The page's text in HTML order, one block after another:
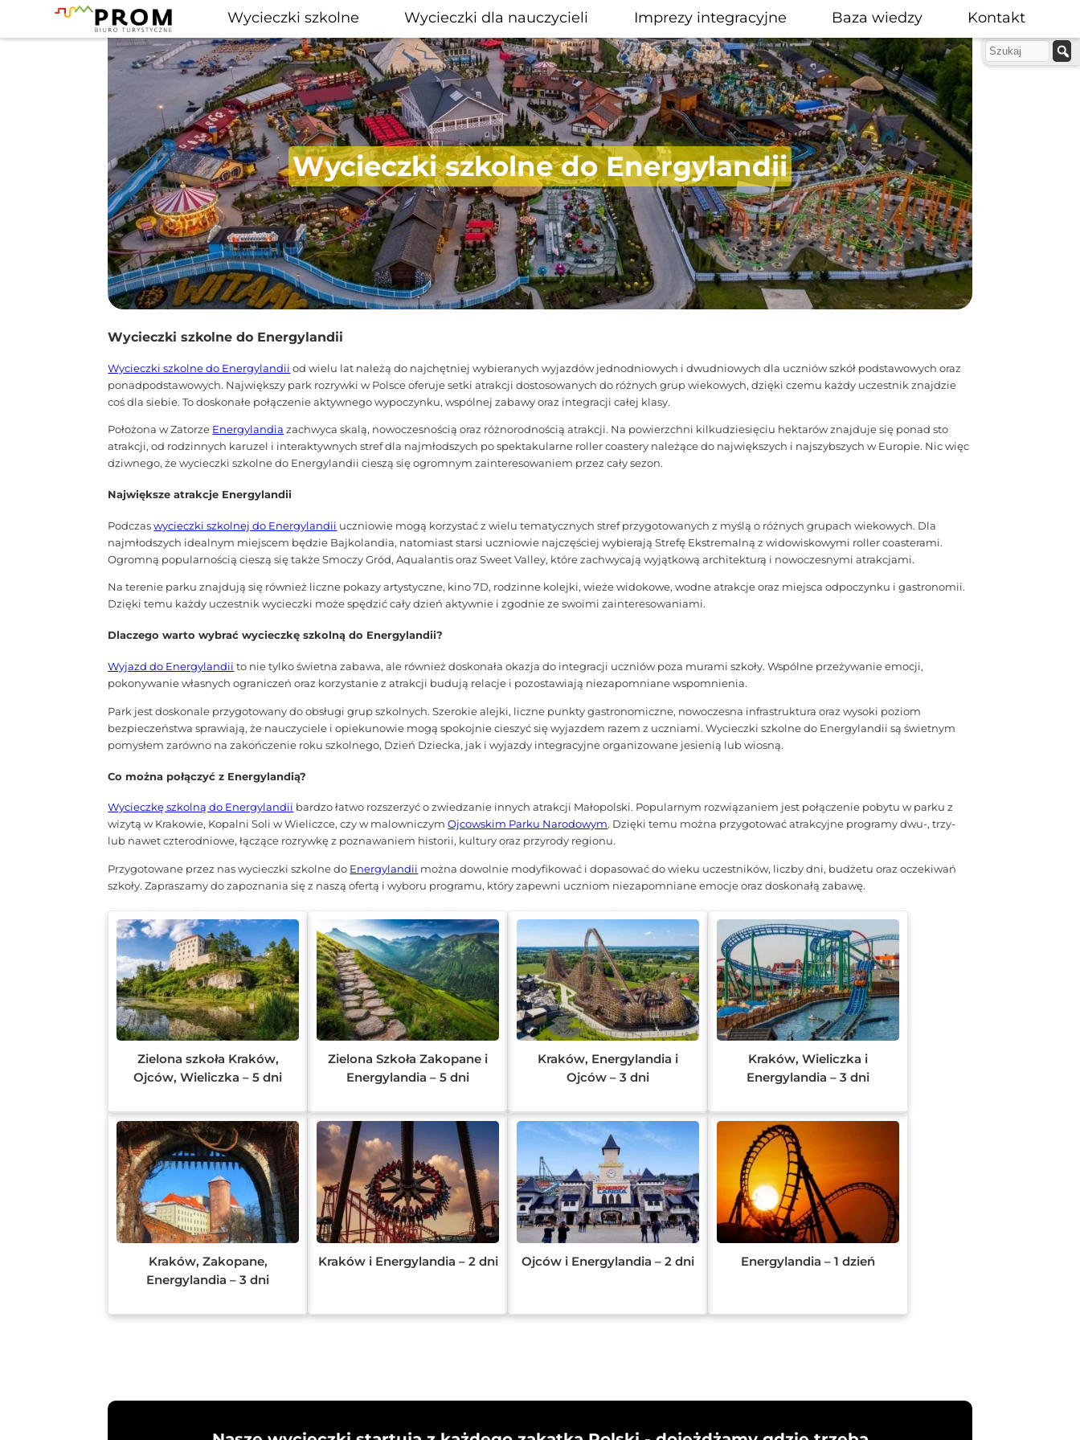
Wycieczki szkolne Wycieczki dla nauczycieli Imprezy integracyjne Baza wiedzy Kontakt
Wycieczki szkolne do Energylandii
Wycieczki szkolne do Energylandii
Wycieczki szkolne do Energylandii od wielu lat należą do najchętniej wybieranych wyjazdów jednodniowych i dwudniowych dla uczniów szkół podstawowych oraz
ponadpodstawowych. Największy park rozrywki w Polsce oferuje setki atrakcji dostosowanych do różnych grup wiekowych, dzięki czemu każdy uczestnik znajdzie
coś dla siebie. To doskonałe połączenie aktywnego wypoczynku, wspólnej zabawy oraz integracji całej klasy.
Położona w Zatorze Energylandia zachwyca skalą, nowoczesnością oraz różnorodnością atrakcji. Na powierzchni kilkudziesięciu hektarów znajduje się ponad sto
atrakcji, od rodzinnych karuzel i interaktywnych stref dla najmłodszych po spektakularne roller coastery należące do największych i najszybszych w Europie. Nic więc
dziwnego, że wycieczki szkolne do Energylandii cieszą się ogromnym zainteresowaniem przez cały sezon.
Największe atrakcje Energylandii
Podczaswycieczki szkolnej do Energylandii uczniowie mogą korzystać z wielu tematycznych stref przygotowanych z myślą o różnych grupach wiekowych. Dla
najmłodszych idealnym miejscem będzie Bajkolandia, natomiast starsi uczniowie najczęściej wybierają Strefę Ekstremalną z widowiskowymi roller coasterami.
Ogromną popularnością cieszą się także Smoczy Gród, Aqualantis oraz Sweet Valley, które zachwycają wyjątkową architekturą i nowoczesnymi atrakcjami.
Na terenie parku znajdują się również liczne pokazy artystyczne, kino 7D, rodzinne kolejki, wieże widokowe, wodne atrakcje oraz miejsca odpoczynku i gastronomii.
Dzięki temu każdy uczestnik wycieczki może spędzić cały dzień aktywnie i zgodnie ze swoimi zainteresowaniami.
Dlaczego warto wybrać wycieczkę szkolną do Energylandii?
Wyjazd do Energylandii to nie tylko świetna zabawa, ale również doskonała okazja do integracji uczniów poza murami szkoły. Wspólne przeżywanie emocji,
pokonywanie własnych ograniczeń oraz korzystanie z atrakcji budują relacje i pozostawiają niezapomniane wspomnienia.
Park jest doskonale przygotowany do obsługi grup szkolnych. Szerokie alejki, liczne punkty gastronomiczne, nowoczesna infrastruktura oraz wysoki poziom
bezpieczeństwa sprawiają, że nauczyciele i opiekunowie mogą spokojnie cieszyć się wyjazdem razem z uczniami. Wycieczki szkolne do Energylandii są świetnym
pomysłem zarówno na zakończenie roku szkolnego, Dzień Dziecka, jak i wyjazdy integracyjne organizowane jesienią lub wiosną.
Co można połączyć z Energylandią?
Wycieczkę szkolną do Energylandii bardzo łatwo rozszerzyć o zwiedzanie innych atrakcji Małopolski. Popularnym rozwiązaniem jest połączenie pobytu w parku z
wizytą w Krakowie, Kopalni Soli w Wieliczce, czy w malowniczymOjcowskim Parku Narodowym. Dzięki temu można przygotować atrakcyjne programy dwu-, trzy-
lub nawet czterodniowe, łączące rozrywkę z poznawaniem historii, kultury oraz przyrody regionu.
Przygotowane przez nas wycieczki szkolne do Energylandii można dowolnie modyfikować i dopasować do wieku uczestników, liczby dni, budżetu oraz oczekiwań
szkoły. Zapraszamy do zapoznania się z naszą ofertą i wyboru programu, który zapewni uczniom niezapomniane emocje oraz doskonałą zabawę.
Zielona szkoła Kraków,
Ojców, Wieliczka – 5 dni
Zielona Szkoła Zakopane i
Energylandia – 5 dni
Kraków, Energylandia i
Ojców – 3 dni
Kraków, Wieliczka i
Energylandia – 3 dni
Kraków, Zakopane,
Energylandia – 3 dni
Kraków i Energylandia – 2 dni Ojców i Energylandia – 2 dni Energylandia – 1 dzień